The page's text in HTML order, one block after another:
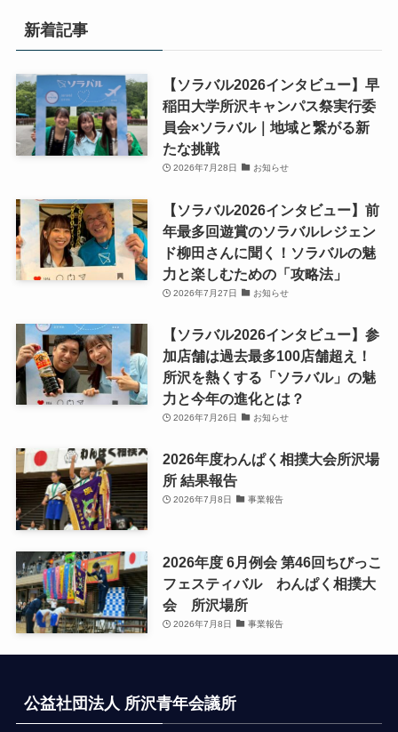
新着記事
【ソラバル2026インタビュー】早
稲田大学所沢キャンパス祭実行委
員会×ソラバル｜地域と繋がる新
たな挑戦
2026年7月28日 お知らせ
【ソラバル2026インタビュー】前
年最多回遊賞のソラバルレジェン
ド柳田さんに聞く！ソラバルの魅
力と楽しむための「攻略法」
2026年7月27日 お知らせ
【ソラバル2026インタビュー】参
加店舗は過去最多100店舗超え！
所沢を熱くする「ソラバル」の魅
力と今年の進化とは？
2026年7月26日 お知らせ
2026年度わんぱく相撲大会所沢場
所 結果報告
2026年7月8日 事業報告
2026年度 6月例会 第46回ちびっこ
フェスティバル わんぱく相撲大
会 所沢場所
2026年7月8日 事業報告
公益社団法人 所沢青年会議所